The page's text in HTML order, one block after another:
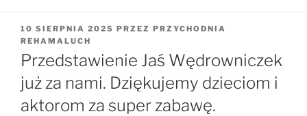
OPUBLIKOWANE
W
10 SIERPNIA 2025 PRZEZ PRZYCHODNIA
REHAMALUCH
Przedstawienie Jaś Wędrowniczek
już za nami. Dziękujemy dzieciom i
aktorom za super zabawę.